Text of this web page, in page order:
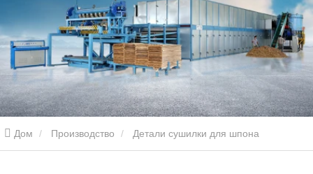
Дом Производство Детали сушилки для шпона